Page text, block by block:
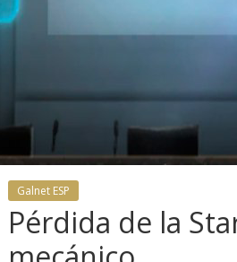
Galnet ESP
Pérdida de la
recibe la
llegan
el vehículo
Desarrollo